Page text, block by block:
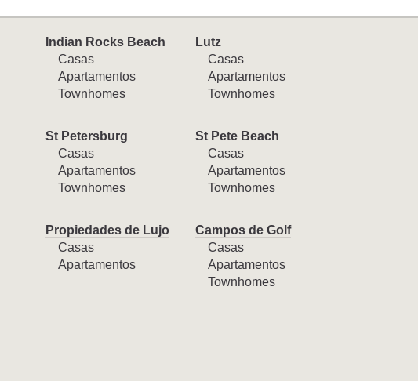
Indian Rocks Beach
Casas
Apartamentos
Townhomes
Lutz
Casas
Apartamentos
Townhomes
St Petersburg
Casas
Apartamentos
Townhomes
St Pete Beach
Casas
Apartamentos
Townhomes
Propiedades de Lujo
Casas
Apartamentos
Campos de Golf
Casas
Apartamentos
Townhomes